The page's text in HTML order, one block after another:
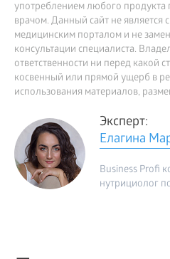
употреблением любого продукта
врачом. Данный сайт не
медицинским порталом и не
консультации специалиста.
ответственности ни перед какой
косвенный или прямой ущерб в
использования материалов,
Эксперт:
Елагина
Business Profi
нутрициолог